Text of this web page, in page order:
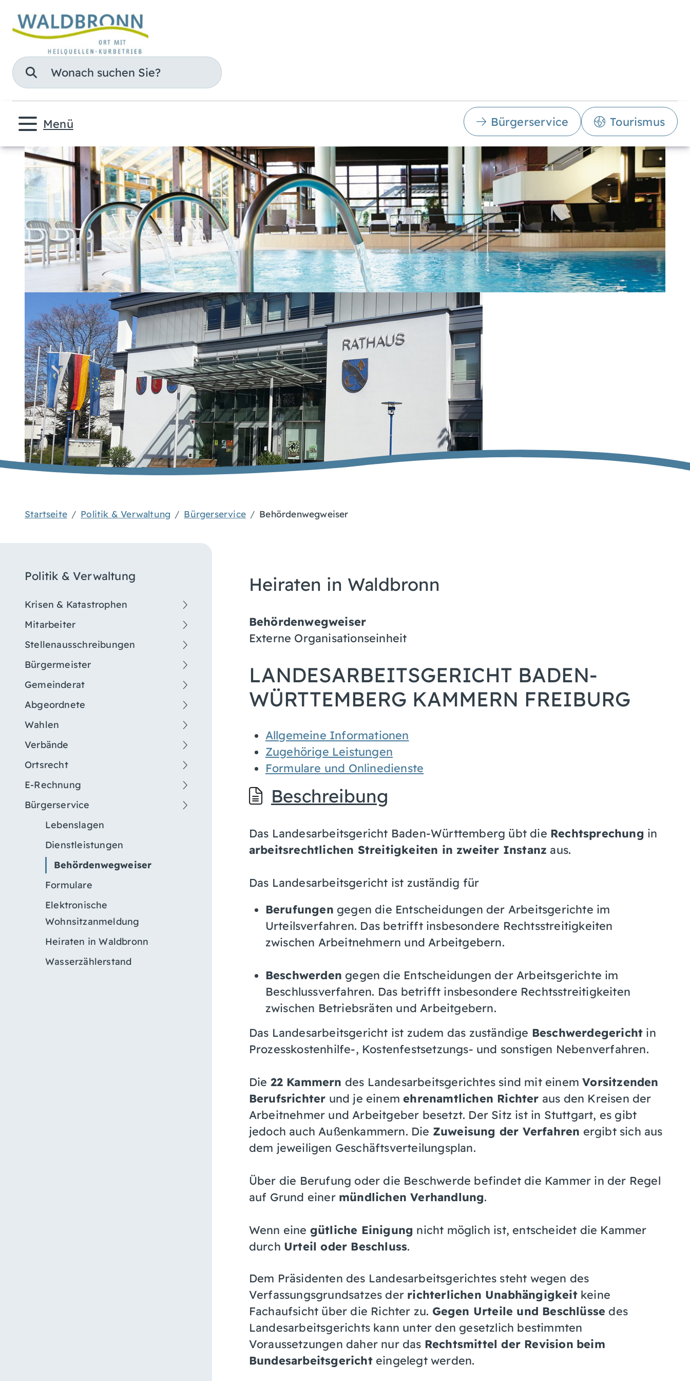
Suche
Menü Bürgerservice Tourismus
Startseite Politik & Verwaltung Bürgerservice Behördenwegweiser
Politik & Verwaltung
Krisen & Katastrophen
Mitarbeiter
Stellenausschreibungen
Bürgermeister
Gemeinderat
Abgeordnete
Wahlen
Verbände
Ortsrecht
E-Rechnung
Bürgerservice
Lebenslagen
Dienstleistungen
Behördenwegweiser
Formulare
Elektronische
Wohnsitzanmeldung
Heiraten in Waldbronn
Wasserzählerstand
Heiraten in Waldbronn
Behördenwegweiser
Externe Organisationseinheit
LANDESARBEITSGERICHT BADEN-
WÜRTTEMBERG KAMMERN FREIBURG
Allgemeine Informationen
Zugehörige Leistungen
Formulare und Onlinedienste
Beschreibung
Das Landesarbeitsgericht Baden-Württemberg übt die Rechtsprechung in
arbeitsrechtlichen Streitigkeiten in zweiter Instanz aus.
Das Landesarbeitsgericht ist zuständig für
Berufungen gegen die Entscheidungen der Arbeitsgerichte im
Urteilsverfahren. Das betrifft insbesondere Rechtsstreitigkeiten
zwischen Arbeitnehmern und Arbeitgebern.
Beschwerden gegen die Entscheidungen der Arbeitsgerichte im
Beschlussverfahren. Das betrifft insbesondere Rechtsstreitigkeiten
zwischen Betriebsräten und Arbeitgebern.
Das Landesarbeitsgericht ist zudem das zuständige Beschwerdegericht in
Prozesskostenhilfe-, Kostenfestsetzungs- und sonstigen Nebenverfahren.
Die 22 Kammern des Landesarbeitsgerichtes sind mit einemVorsitzenden
Berufsrichter und je einemehrenamtlichen Richter aus den Kreisen der
Arbeitnehmer und Arbeitgeber besetzt. Der Sitz ist in Stuttgart, es gibt
jedoch auch Außenkammern. Die Zuweisung der Verfahren ergibt sich aus
dem jeweiligen Geschäftsverteilungsplan.
Über die Berufung oder die Beschwerde befindet die Kammer in der Regel
auf Grund einer mündlichen Verhandlung.
Wenn eine gütliche Einigung nicht möglich ist, entscheidet die Kammer
durch Urteil oder Beschluss.
Dem Präsidenten des Landesarbeitsgerichtes steht wegen des
Verfassungsgrundsatzes der richterlichen Unabhängigkeitkeine
Fachaufsicht über die Richter zu. Gegen Urteile und Beschlüsse des
Landesarbeitsgerichts kann unter den gesetzlich bestimmten
Voraussetzungen daher nur das Rechtsmittel der Revision beim
Bundesarbeitsgerichteingelegt werden.